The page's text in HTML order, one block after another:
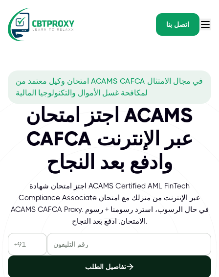
اتصل بنا
امتحان وكيل معتمد من ACAMS CAFCA في مجال الامتثال
لمكافحة غسل الأموال والتكنولوجيا المالية
اجتز امتحان ACAMS
CAFCA عبر الإنترنت
وادفع بعد النجاح
اجتز امتحان شهادة ACAMS Certified AML FinTech
Compliance Associate عبر الإنترنت من منزلك مع امتحان
ACAMS CAFCA Proxy. في حال الرسوب، استرد رسومنا + رسوم
الامتحان. ادفع بعد النجاح.
تفاصيل الطلب